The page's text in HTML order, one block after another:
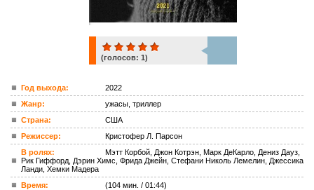
ком.
(голосов: 1)
Год выхода:
2022
Жанр:
ужасы, триллер
Страна:
США
Режиссер:
Кристофер Л. Парсон
В ролях:
Мэтт Корбой, Джон Котрэн, Марк ДеКарло, Дениз Дауз,
Рик Гиффорд, Дэрин Химс, Фрида Джейн, Стефани Николь Лемелин, Джессика
Ланди, Хемки Мадера
Время:
(104 мин. / 01:44)